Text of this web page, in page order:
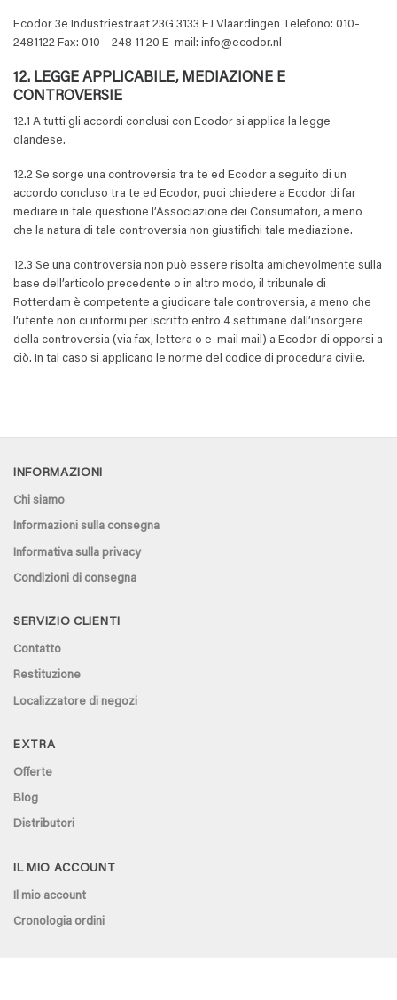
Ecodor 3e Industriestraat 23G 3133 EJ Vlaardingen Telefono: 010-
2481122 Fax: 010 – 248 11 20 E-mail: info@ecodor.nl
12. LEGGE APPLICABILE, MEDIAZIONE E
CONTROVERSIE
12.1 A tutti gli accordi conclusi con Ecodor si applica la legge
olandese.
12.2 Se sorge una controversia tra te ed Ecodor a seguito di un
accordo concluso tra te ed Ecodor, puoi chiedere a Ecodor di far
mediare in tale questione l’Associazione dei Consumatori, a meno
che la natura di tale controversia non giustifichi tale mediazione.
12.3 Se una controversia non può essere risolta amichevolmente sulla
base dell’articolo precedente o in altro modo, il tribunale di
Rotterdam è competente a giudicare tale controversia, a meno che
l’utente non ci informi per iscritto entro 4 settimane dall’insorgere
della controversia (via fax, lettera o e-mail mail) a Ecodor di opporsi a
ciò. In tal caso si applicano le norme del codice di procedura civile.
INFORMAZIONI
Chi siamo
Informazioni sulla consegna
Informativa sulla privacy
Condizioni di consegna
SERVIZIO CLIENTI
Contatto
Restituzione
Localizzatore di negozi
EXTRA
Offerte
Blog
Distributori
IL MIO ACCOUNT
Il mio account
Cronologia ordini